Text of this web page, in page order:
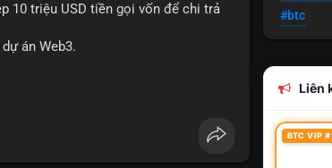
10 triệu USD tiền gọi vốn để chi trả
án Web3.
#btc
Liên
BTC VIP